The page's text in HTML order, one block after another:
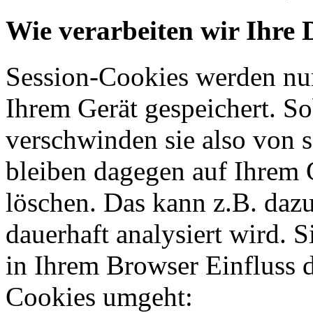
Wie verarbeiten wir Ihre
Session-Cookies werden
Ihrem Gerät gespeichert.
verschwinden sie also von
bleiben dagegen auf Ihrem
löschen. Das kann z.B.
dauerhaft analysiert wird.
in Ihrem Browser Einfluss
Cookies umgeht: